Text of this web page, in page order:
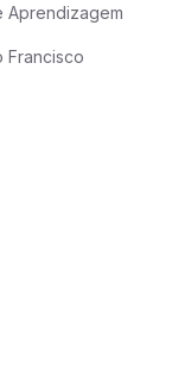
Aprendizagem
Francisco